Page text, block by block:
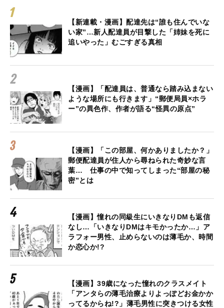
【新連載・漫画】配達先は“誰も住んでいな
い家”…新人配達員が目撃した「姉妹を死に
追いやった」むごすぎる真相
【漫画】「配達員は、普通なら踏み込まない
ような場所にも行きます」“郵便局員×ホラ
ー”の異色作、作者が語る“怪異の原点”
【漫画】「この部屋、何かありましたか？」
郵便配達員が住人から尋ねられた奇妙な言
葉… 仕事の中で知ってしまった“部屋の秘
密”とは
【漫画】憧れの同級生にいきなりDMも返信
なし…「いきなりDMはキモかったか…」ア
ラフォー男性、止めらないのは薄毛か、時間
か恋心か!?
【漫画】39歳になった憧れのクラスメイト
「アンタらの薄毛治療よりよっぽどお金かか
ってるからね!?」薄毛男性に突きつける女性